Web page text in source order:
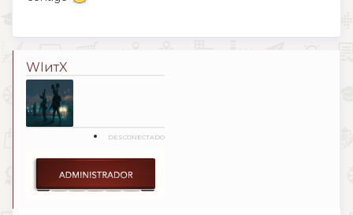
WIитX
DESCONECTADO